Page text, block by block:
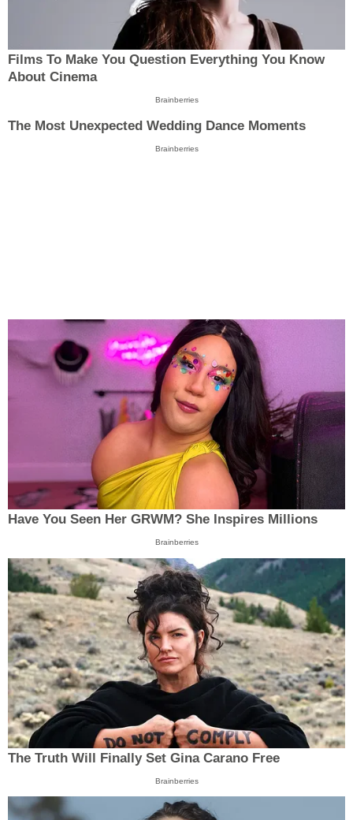
Films To Make You Question Everything You Know
About Cinema
Brainberries
The Most Unexpected Wedding Dance Moments
Brainberries
Have You Seen Her GRWM? She Inspires Millions
Brainberries
The Truth Will Finally Set Gina Carano Free
Brainberries